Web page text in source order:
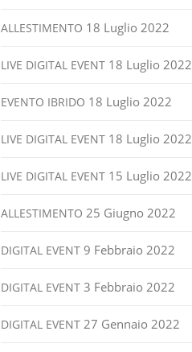
ALLESTIMENTO 18 Luglio 2022
LIVE DIGITAL EVENT 18 Luglio 2022
EVENTO IBRIDO 18 Luglio 2022
LIVE DIGITAL EVENT 18 Luglio 2022
LIVE DIGITAL EVENT 15 Luglio 2022
ALLESTIMENTO 25 Giugno 2022
DIGITAL EVENT 9 Febbraio 2022
DIGITAL EVENT 3 Febbraio 2022
DIGITAL EVENT 27 Gennaio 2022